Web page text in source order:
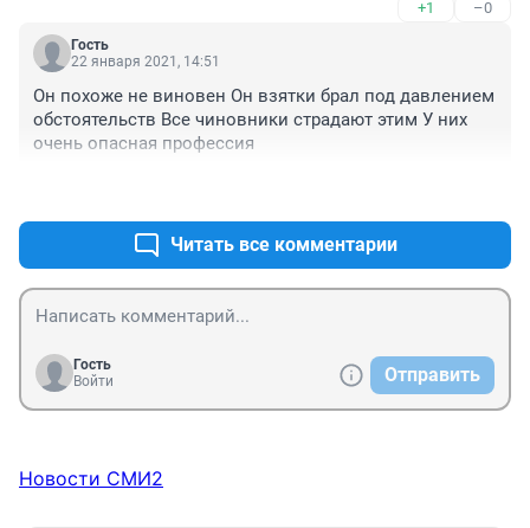
+1 –0
Гость
22 января 2021, 14:51
Он похоже не виновен Он взятки брал под давлением
обстоятельств Все чиновники страдают этим У них
очень опасная профессия
Читать все комментарии
Гость
Войти
Отправить
Новости СМИ2